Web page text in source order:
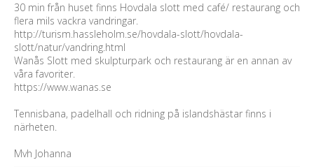
30 min från huset finns Hovdala slott med café/ restaurang och
flera mils vackra vandringar.
http://turism.hassleholm.se/hovdala-slott/hovdala-
slott/natur/vandring.html
Wanås Slott med skulpturpark och restaurang är en annan av
våra favoriter.
https://www.wanas.se
Tennisbana, padelhall och ridning på islandshästar finns i
närheten.
Mvh Johanna